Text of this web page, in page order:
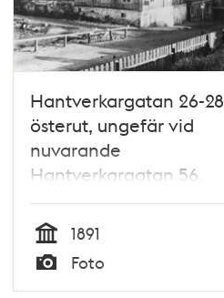
Hantverkargatan 26-28
österut, ungefär vid
nuvarande
Hantverkargatan 56.
Huset revs i november
1891. Flerbostadshuset
ligger vid nuvarande
Hantverkargatan 52
Tid
1891
Typ
Foto